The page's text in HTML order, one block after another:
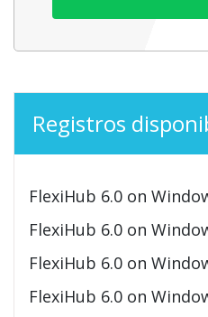
Registros
FlexiHub 6.0 on
FlexiHub 6.0 on
FlexiHub 6.0 on
FlexiHub 6.0 on